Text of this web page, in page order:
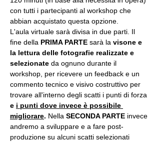
con tutti i partecipanti al workshop che
abbian acquistato questa opzione.
L'aula virtuale sarà divisa in due parti. Il
fine della PRIMA PARTE sarà la visone e
la lettura delle fotografie realizzate e
selezionate da ognuno durante il
workshop, per ricevere un feedback e un
commento tecnico e visivo costruttivo per
trovare all'interno degli scatti i punti di forza
e i punti dove invece è possibile
migliorare. Nella SECONDA PARTE invece
andremo a sviluppare e a fare post-
produzione su alcuni scatti selezionati